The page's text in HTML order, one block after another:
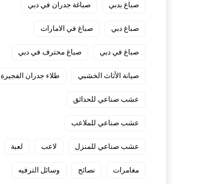
صباغ بدبي صباغة جدران في دبي
صباغ دبي صباغ في الامارات
صباغ في دبي صباغ محترف في دبي
صيانة الأثاث الخشبي طلاء جدران الفجيرة
عشب صناعي للحدائق
عشب صناعي للملاعب
عشب صناعي للمنزل لاعب لعبة
مغامرات نصائح وسائل الترفيه